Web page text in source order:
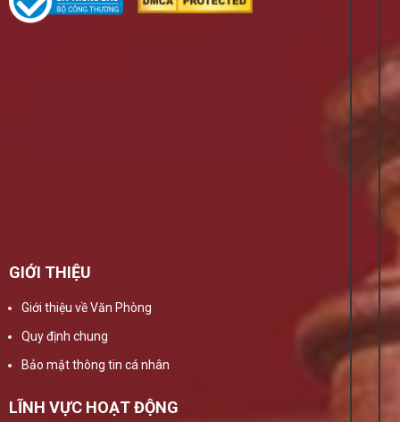
GIỚI THIỆU
Giới thiệu về Văn Phòng
Quy định chung
Bảo mật thông tin cá nhân
LĨNH VỰC HOẠT ĐỘNG